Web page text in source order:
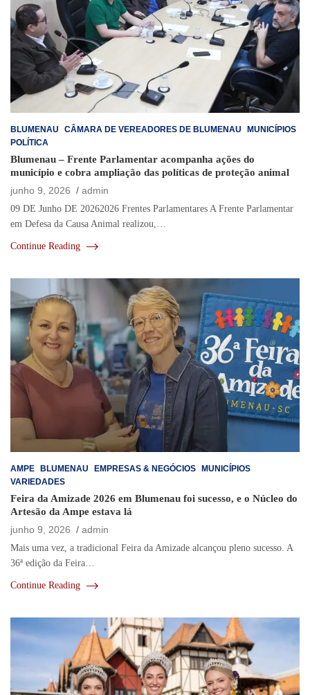
BLUMENAU CÂMARA DE VEREADORES DE BLUMENAU
MUNICÍPIOS
POLÍTICA
Blumenau – Frente Parlamentar acompanha ações do
município e cobra ampliação das políticas de proteção animal
junho 9, 2026
admin
09 DE Junho DE 20262026 Frentes Parlamentares A Frente Parlamentar
em Defesa da Causa Animal realizou,…
Continue Reading
AMPE BLUMENAU EMPRESAS & NEGÓCIOS
MUNICÍPIOS
VARIEDADES
Feira da Amizade 2026 em Blumenau foi sucesso, e o Núcleo do
Artesão da Ampe estava lá
junho 9, 2026
admin
Mais uma vez, a tradicional Feira da Amizade alcançou pleno sucesso. A
36ª edição da Feira…
Continue Reading